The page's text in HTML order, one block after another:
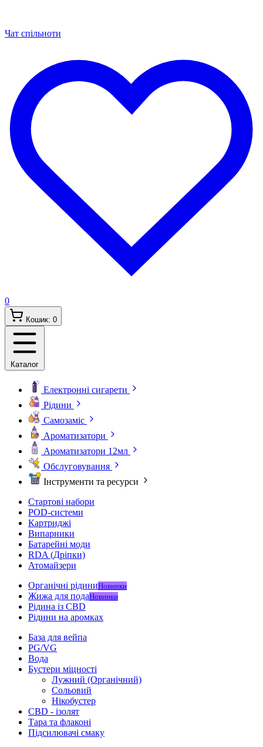
Чат спільноти
0
Кошик: 0
Каталог
Електронні сигарети
Рідини
Самозаміс
Ароматизатори
Ароматизатори 12мл
Обслуговування
Інструменти та ресурси
Стартові набори
POD-системи
Картриджі
Випарники
Батарейні моди
RDA (Дріпки)
Атомайзери
Органічні рідиниНовинки
Жижа для подаНовинки
Рідина із CBD
Рідини на аромках
База для вейпа
PG/VG
Вода
Бустери міцності
Лужний (Органічний)
Сольовий
Нікобустер
CBD - ізолят
Тара та флаконі
Підсилювачі смаку